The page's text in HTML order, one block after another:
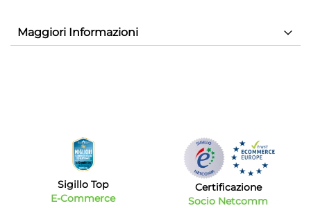
Maggiori Informazioni
Sigillo Top
E-Commerce
Certificazione
Socio Netcomm